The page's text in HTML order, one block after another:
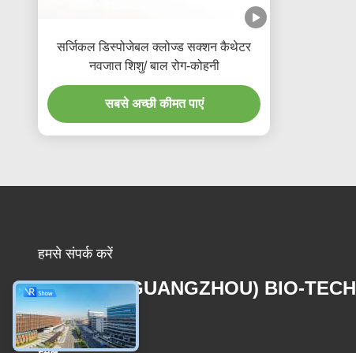
सर्जिकल डिस्पोजेबल क्लोज्ड सक्शन कैथेटर
नवजात शिशु/ बाल रोग-कोहनी
सबसे अच्छी कीमत पाएं
हमसे संपर्क करें
MCREAT (GUANGZHOU) BIO-TECH
CO.,LTD